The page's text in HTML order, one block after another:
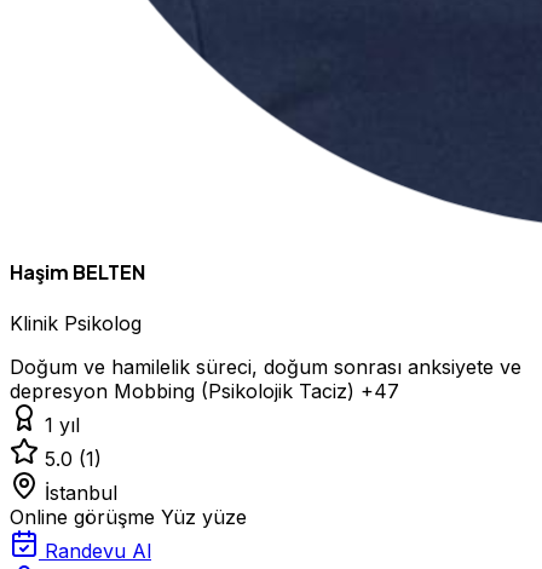
Haşim BELTEN
Klinik Psikolog
Doğum ve hamilelik süreci, doğum sonrası anksiyete ve
depresyon Mobbing (Psikolojik Taciz) +47
1 yıl
5.0 (1)
İstanbul
Online görüşme Yüz yüze
Randevu Al